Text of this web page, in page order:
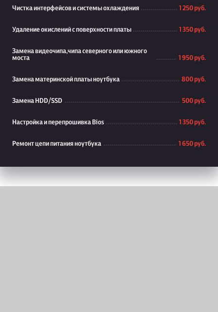
Чистка интерфейсов и системы охлаждения 1 250 руб.
Удаление окислений с поверхности платы 1 350 руб.
Замена видеочипа,чипа северного или южного
моста
1 950 руб.
Замена материнской платы ноутбука 800 руб.
Замена HDD/SSD 500 руб.
Настройка и перепрошивка Bios 1 350 руб.
Ремонт цепи питания ноутбука 1 650 руб.